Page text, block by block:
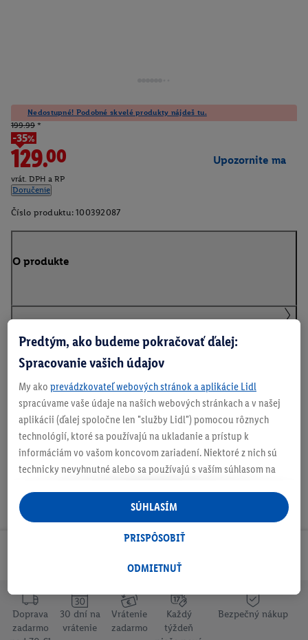
Nedostupné! Podobné skvelé produkty nájdeš tu.
199.99 *
-35%
129.00
vrát. DPH a RP
Doručenie
Upozornite ma
Číslo produktu: 100392087
O produkte
Informácie o batériách podľa nariadenia EÚ o
batériách
Na stiahnutie
Doprava
zadarmo
30 dní na
vrátenie
Vrátenie
zadarmo
Každý
týždeň
Bezpečný nákup
Predtým, ako budeme pokračovať ďalej:
Spracovanie vašich údajov
My ako prevádzkovateľ webových stránok a aplikácie Lidl
spracúvame vaše údaje na našich webových stránkach a v našej
aplikácii (ďalej spoločne len "služby Lidl") pomocou rôznych
technológií, ktoré sa používajú na ukladanie a prístup k
informáciám vo vašom koncovom zariadení. Niektoré z nich sú
technicky nevyhnutné alebo sa používajú s vaším súhlasom na
personalizovanú reklamu v rámci služieb Lidl aj mimo nich. Ak
ste účastníkom programu Lidl Plus, na tieto účely sa spracúvajú
aj údaje z vášho nákupného správania v obchode.
následne si vytvoríte účet Lidl Plus alebo sa prihlásite do svojho
tiež vytvoriť špeciálny online identifikátor z e-mailovej adresy,
ktorú tam uvediete, aby sme vás mohli rozpoznať v službách
prevádzkovaných tretími stranami a zobrazovať vám
ODMIETNUŤ
PRISPÔSOBIŤ
SÚHLASÍM